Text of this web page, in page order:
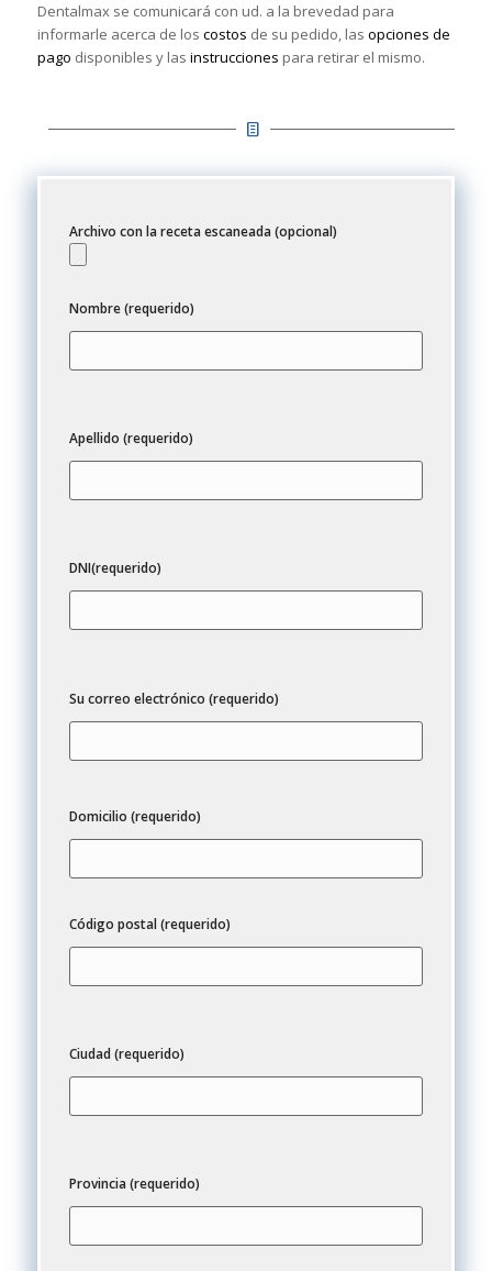
Dentalmax se comunicará con ud. a la brevedad para
informarle acerca de los costos de su pedido, las opciones de
pago disponibles y las instrucciones para retirar el mismo.
Archivo con la receta escaneada (opcional)
Nombre (requerido)
Apellido (requerido)
DNI(requerido)
Su correo electrónico (requerido)
Domicilio (requerido)
Código postal (requerido)
Ciudad (requerido)
Provincia (requerido)